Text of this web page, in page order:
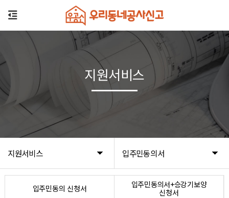
지원서비스 입주민동의서
지원서비스
입주민동의 신청서
입주민동의서+승강기보양
신청서